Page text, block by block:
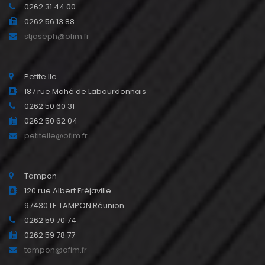
0262 31 44 00
0262 56 13 88
stjoseph@ofim.fr
Petite Ile
187 rue Mahé de Labourdonnais
0262 50 60 31
0262 50 62 04
petiteile@ofim.fr
Tampon
120 rue Albert Fréjaville
97430 LE TAMPON Réunion
0262 59 70 74
0262 59 78 77
tampon@ofim.fr